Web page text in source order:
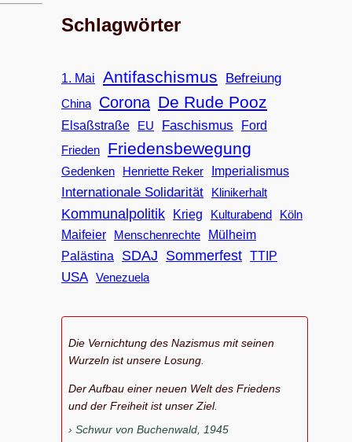
Schlagwörter
1. Mai Antifaschismus Befreiung
China Corona De Rude Pooz
Elsaßstraße EU Faschismus
Ford
Frieden
Friedensbewegung
Gedenken Henriette Reker Imperialismus
Internationale Solidarität Klinikerhalt
Kommunalpolitik Krieg Kulturabend
Köln
Maifeier
Menschenrechte
Mülheim
Palästina
SDAJ Sommerfest TTIP
USA Venezuela
Die Vernichtung des Nazismus mit seinen
Wurzeln ist unsere Losung.
Der Aufbau einer neuen Welt des Friedens
und der Freiheit ist unser Ziel.
Schwur von Buchenwald, 1945